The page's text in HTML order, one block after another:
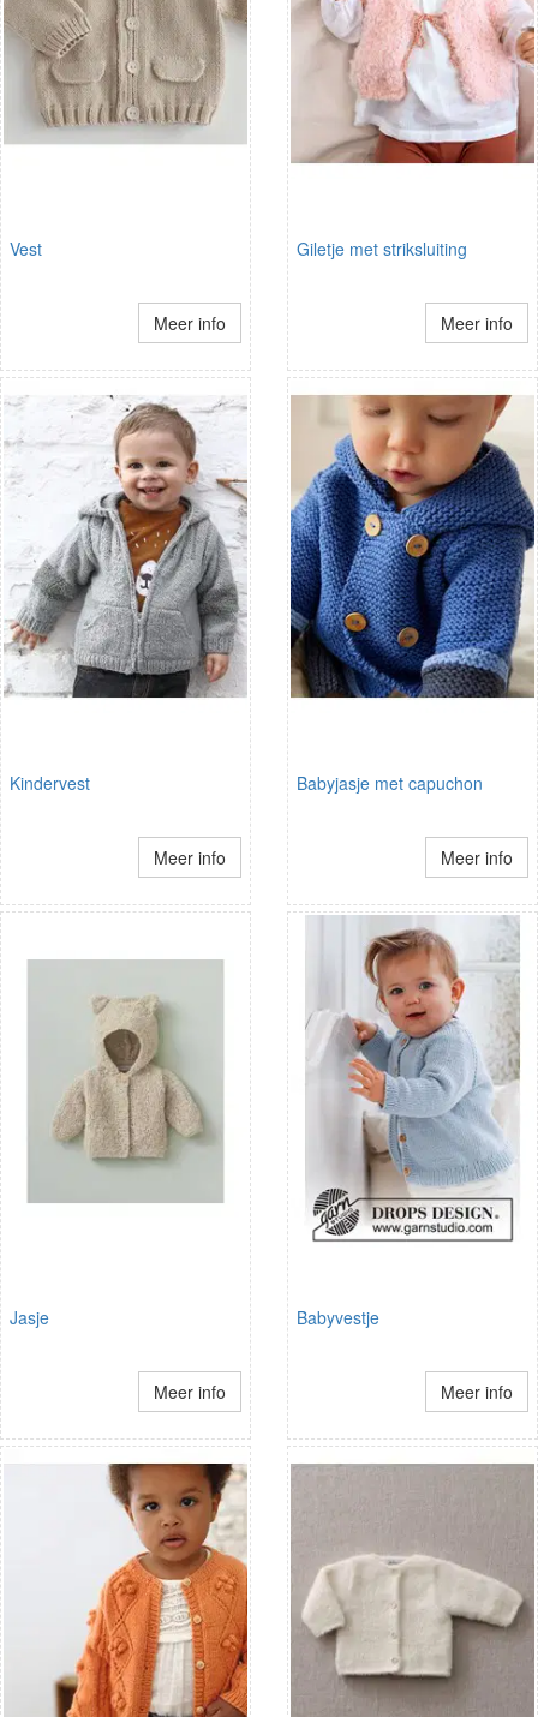
Vest
Meer info
Giletje met striksluiting
Meer info
Kindervest
Meer info
Babyjasje met capuchon
Meer info
Jasje
Meer info
Babyvestje
Meer info